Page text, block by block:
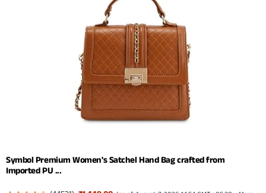
Symbol Premium Women's Satchel Hand Bag crafted from
Imported PU ...